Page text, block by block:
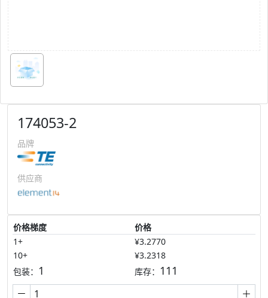
174053-2
品牌
供应商
价格梯度
价格
1+
¥3.2770
10+
¥3.2318
包装： 1 库存： 111